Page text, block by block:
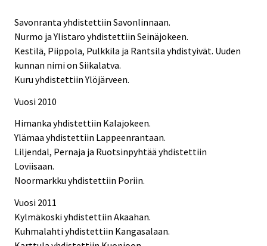
Savonranta yhdistettiin Savonlinnaan.
Nurmo ja Ylistaro yhdistettiin Seinäjokeen.
Kestilä, Piippola, Pulkkila ja Rantsila yhdistyivät. Uuden
kunnan nimi on Siikalatva.
Kuru yhdistettiin Ylöjärveen.
Vuosi 2010
Himanka yhdistettiin Kalajokeen.
Ylämaa yhdistettiin Lappeenrantaan.
Liljendal, Pernaja ja Ruotsinpyhtää yhdistettiin
Loviisaan.
Noormarkku yhdistettiin Poriin.
Vuosi 2011
Kylmäkoski yhdistettiin Akaahan.
Kuhmalahti yhdistettiin Kangasalaan.